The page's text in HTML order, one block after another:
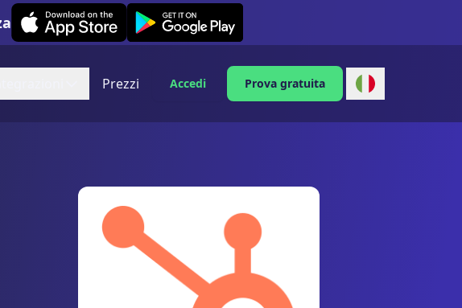
Leexi on iOS Leexi on Android
Prezzi Accedi Prova gratuita